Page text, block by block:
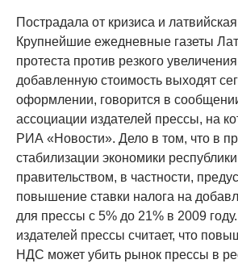
Пострадала от кризиса и
Крупнейшие ежедневные газеты
протеста против резкого
добавленную стоимость выходят
оформлении, говорится в
ассоциации издателей прессы, на
РИА «Новости». Дело в том, что в
стабилизации экономики
правительством, в частности,
повышение ставки налога на
для прессы с 5% до 21% в 2009
издателей прессы считает, что
НДС может убить рынок прессы в